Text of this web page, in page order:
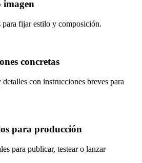
imagen
para fijar estilo y composición.
concretas
con instrucciones breves para
para producción
para publicar, testear o lanzar